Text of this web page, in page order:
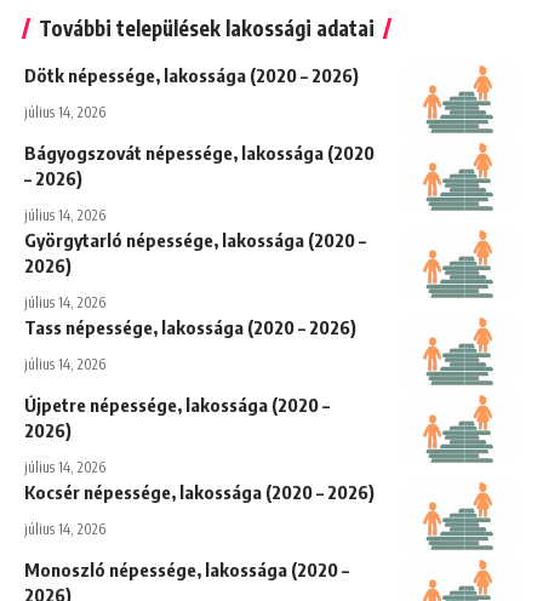
További települések lakossági adatai
Dötk népessége, lakossága (2020 – 2026)
július 14, 2026
Bágyogszovát népessége, lakossága (2020
– 2026)
július 14, 2026
Györgytarló népessége, lakossága (2020 –
2026)
július 14, 2026
Tass népessége, lakossága (2020 – 2026)
július 14, 2026
Újpetre népessége, lakossága (2020 –
2026)
július 14, 2026
Kocsér népessége, lakossága (2020 – 2026)
július 14, 2026
Monoszló népessége, lakossága (2020 –
2026)